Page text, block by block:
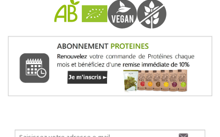
Pour les accros au chocolat qui veulent booster leurs
journées avec goût et équilibre.
Mocha Glacé Protéiné
🍵 MATCHA LATTE GLACÉ